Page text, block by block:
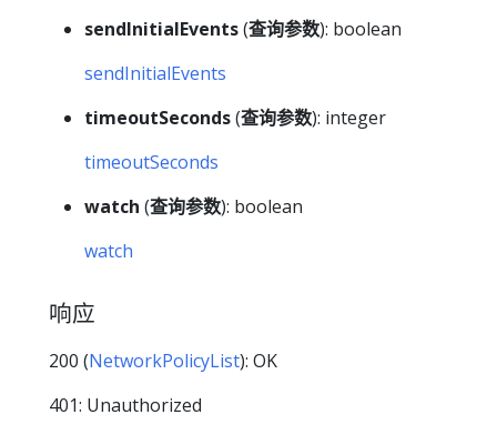
sendInitialEvents(查询参数): boolean
sendInitialEvents
timeoutSeconds(查询参数): integer
timeoutSeconds
watch (查询参数): boolean
watch
响应
200 (NetworkPolicyList): OK
401: Unauthorized